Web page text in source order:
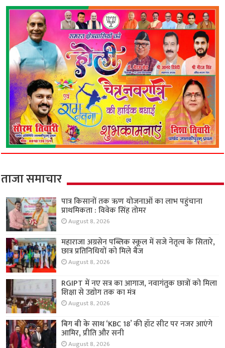
ताजा समाचार
पात्र किसानों तक ऋण योजनाओं का लाभ पहुंचाना
प्राथमिकता : विवेक सिंह तोमर
August 8, 2026
महाराजा अग्रसेन पब्लिक स्कूल में सजे नेतृत्व के सितारे,
छात्र प्रतिनिधियों को मिले बैज
August 8, 2026
RGIPT में नए सत्र का आगाज, नवागंतुक छात्रों को मिला
शिक्षा से उद्योग तक का मंत्र
August 8, 2026
बिग बी के साथ ‘KBC 18’ की हॉट सीट पर नजर आएंगे
आमिर, प्रीति और सनी
August 8, 2026